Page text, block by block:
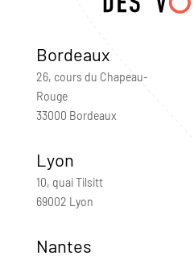
Bordeaux
26, cours du Chapeau-
Rouge
33000 Bordeaux
Lyon
10, quai Tilsitt
69002 Lyon
Nantes